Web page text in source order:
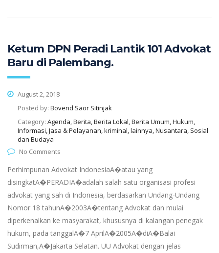
Ketum DPN Peradi Lantik 101 Advokat
Baru di Palembang.
August 2, 2018
Posted by: Bovend Saor Sitinjak
Category: Agenda, Berita, Berita Lokal, Berita Umum, Hukum,
Informasi, Jasa & Pelayanan, kriminal, lainnya, Nusantara, Sosial
dan Budaya
No Comments
Perhimpunan Advokat IndonesiaA�atau yang
disingkatA�PERADIA�adalah salah satu organisasi profesi
advokat yang sah di Indonesia, berdasarkan Undang-Undang
Nomor 18 tahunA�2003A�tentang Advokat dan mulai
diperkenalkan ke masyarakat, khususnya di kalangan penegak
hukum, pada tanggalA�7 AprilA�2005A�diA�Balai
Sudirman,A�Jakarta Selatan. UU Advokat dengan jelas